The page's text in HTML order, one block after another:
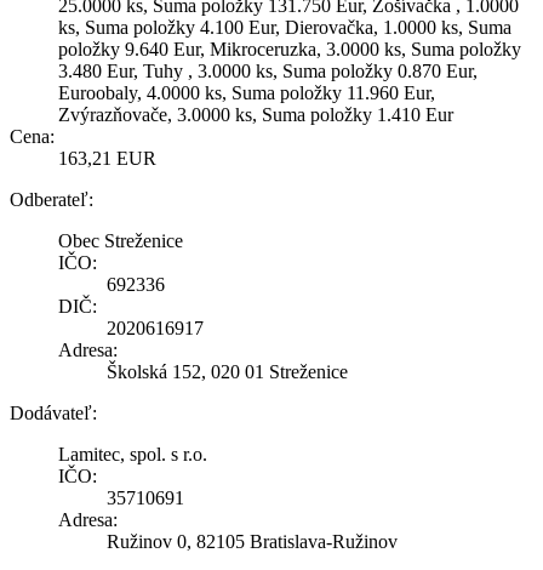
25.0000 ks, Suma položky 131.750 Eur, Zošívačka , 1.0000
ks, Suma položky 4.100 Eur, Dierovačka, 1.0000 ks, Suma
položky 9.640 Eur, Mikroceruzka, 3.0000 ks, Suma položky
3.480 Eur, Tuhy , 3.0000 ks, Suma položky 0.870 Eur,
Euroobaly, 4.0000 ks, Suma položky 11.960 Eur,
Zvýrazňovače, 3.0000 ks, Suma položky 1.410 Eur
Cena:
163,21 EUR
Odberateľ:
Obec Streženice
IČO:
692336
DIČ:
2020616917
Adresa:
Školská 152, 020 01 Streženice
Dodávateľ:
Lamitec, spol. s r.o.
IČO:
35710691
Adresa:
Ružinov 0, 82105 Bratislava-Ružinov